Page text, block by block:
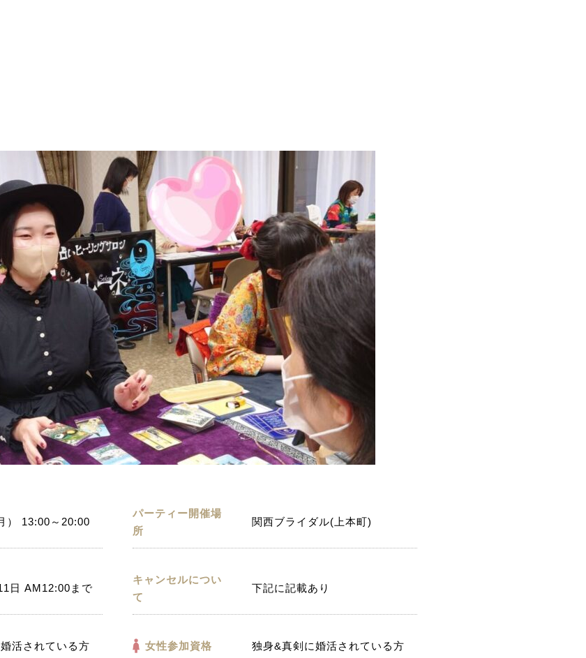
） 13:00～20:00
パーティー開催場
所
関西ブライダル(上本町)
日 AM12:00まで
キャンセルについ
て
下記に記載あり
活されている方 女性参加資格 独身&真剣に婚活されている方